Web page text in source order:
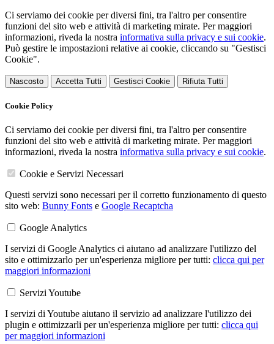
Ci serviamo dei cookie per diversi fini, tra l'altro per consentire
funzioni del sito web e attività di marketing mirate. Per maggiori
informazioni, riveda la nostra informativa sulla privacy e sui cookie.
Può gestire le impostazioni relative ai cookie, cliccando su "Gestisci
Cookie".
Nascosto Accetta Tutti Gestisci Cookie Rifiuta Tutti
Cookie Policy
Ci serviamo dei cookie per diversi fini, tra l'altro per consentire
funzioni del sito web e attività di marketing mirate. Per maggiori
informazioni, riveda la nostra informativa sulla privacy e sui cookie.
Cookie e Servizi Necessari
Questi servizi sono necessari per il corretto funzionamento di questo
sito web: Bunny Fonts e Google Recaptcha
Google Analytics
I servizi di Google Analytics ci aiutano ad analizzare l'utilizzo del
sito e ottimizzarlo per un'esperienza migliore per tutti: clicca qui per
maggiori informazioni
Servizi Youtube
I servizi di Youtube aiutano il servizio ad analizzare l'utilizzo dei
plugin e ottimizzarli per un'esperienza migliore per tutti: clicca qui
per maggiori informazioni